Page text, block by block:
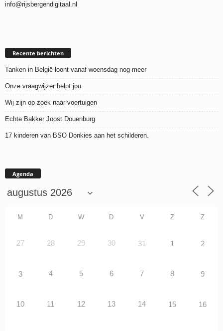
info@rijsbergendigitaal.nl
Recente berichten
Tanken in België loont vanaf woensdag nog meer
Onze vraagwijzer helpt jou
Wij zijn op zoek naar voertuigen
Echte Bakker Joost Douenburg
17 kinderen van BSO Donkies aan het schilderen.
Agenda
M D W D V Z Z
27 28 29 30 31 1 2
3 4 5 6 7 8 9
10 11 12 13 14 15 16